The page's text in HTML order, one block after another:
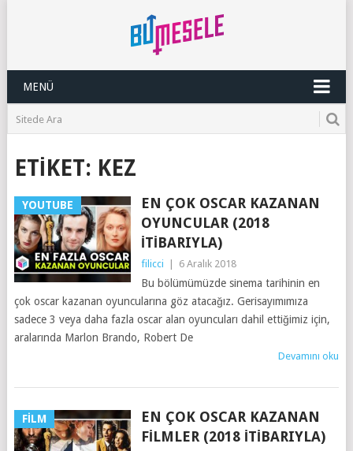
MENÜ
ETIKET: KEZ
YOUTUBE
EN ÇOK OSCAR KAZANAN
OYUNCULAR (2018
ITIBARIYLA)
filicci 6 Aralık 2018
Bu bölümümüzde sinema tarihinin en
çok oscar kazanan oyuncularına göz atacağız. Gerisayımımıza
sadece 3 veya daha fazla oscar alan oyuncuları dahil ettiğimiz için,
aralarında Marlon Brando, Robert De
Devamını oku
FILM
EN ÇOK OSCAR KAZANAN
FILMLER (2018 ITIBARIYLA)